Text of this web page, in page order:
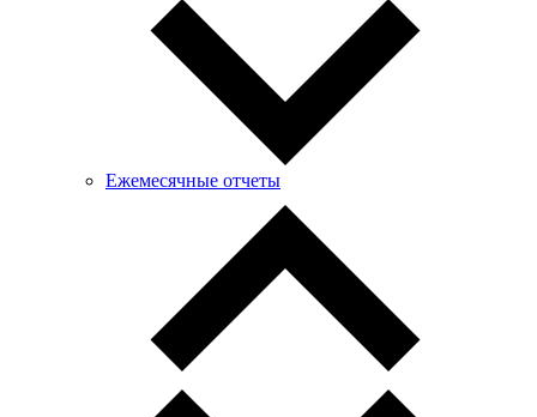
Ежемесячные отчеты